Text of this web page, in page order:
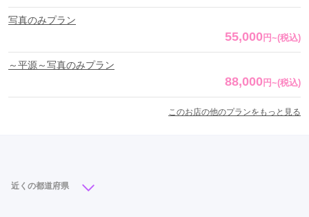
写真のみプラン
55,000 円~(税込)
～平源～写真のみプラン
88,000 円~(税込)
このお店の他のプランをもっと見る
近くの都道府県